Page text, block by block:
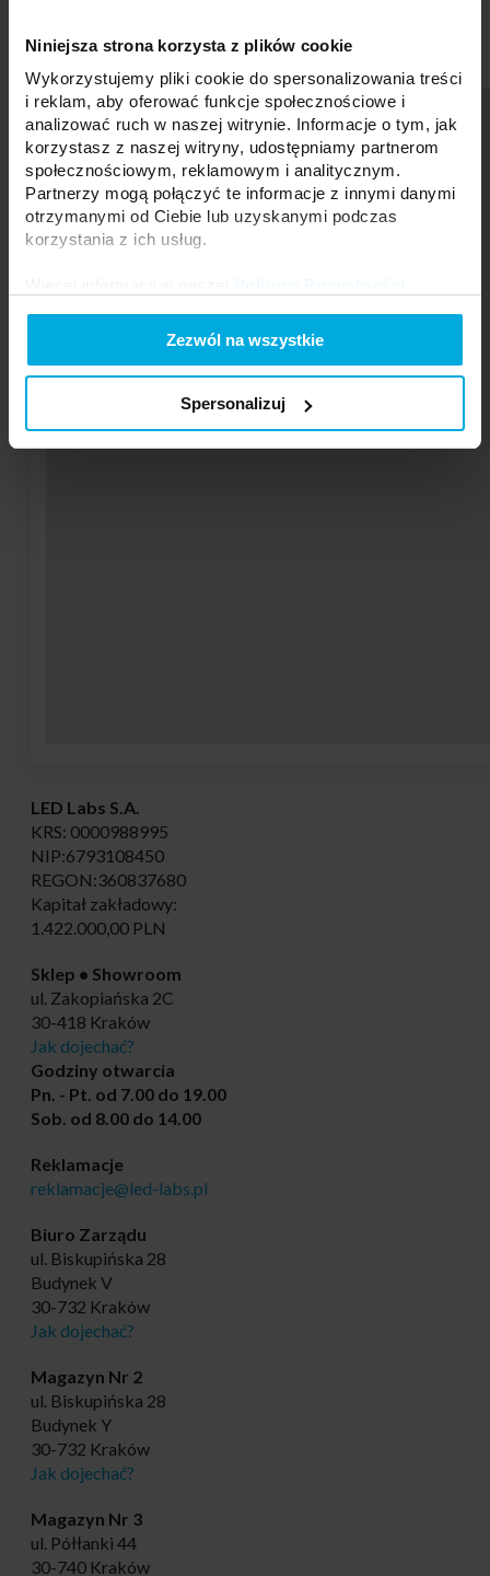
Niniejsza strona korzysta z plików cookie
Wykorzystujemy pliki cookie do spersonalizowania treści
i reklam, aby oferować funkcje społecznościowe i
analizować ruch w naszej witrynie. Informacje o tym, jak
korzystasz z naszej witryny, udostępniamy partnerom
społecznościowym, reklamowym i analitycznym.
Partnerzy mogą połączyć te informacje z innymi danymi
otrzymanymi od Ciebie lub uzyskanymi podczas
korzystania z ich usług.
Zezwól na wszystkie
Spersonalizuj
LED Labs S.A.
KRS: 0000988995
NIP:6793108450
REGON:360837680
Kapitał zakładowy:
1.422.000,00 PLN
Sklep • Showroom
ul. Zakopiańska 2C
30-418 Kraków
Jak dojechać?
Godziny otwarcia
Pn. - Pt. od 7.00 do 19.00
Sob. od 8.00 do 14.00
Reklamacje
reklamacje@led-labs.pl
Biuro Zarządu
ul. Biskupińska 28
Budynek V
30-732 Kraków
Jak dojechać?
Magazyn Nr 2
ul. Biskupińska 28
Budynek Y
30-732 Kraków
Jak dojechać?
Magazyn Nr 3
ul. Półłanki 44
30-740 Kraków
30-418 Kraków